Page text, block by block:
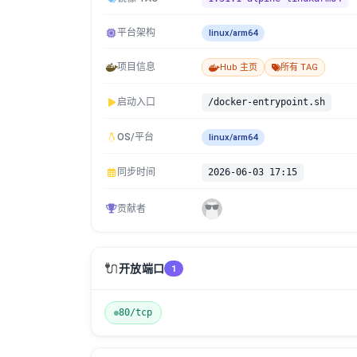
平台架构 linux/arm64
项目信息 Hub 主页 所有 TAG
启动入口 /docker-entrypoint.sh
OS/平台 linux/arm64
同步时间 2026-06-03 17:15
贡献者
🔌开放端口 1
80/tcp